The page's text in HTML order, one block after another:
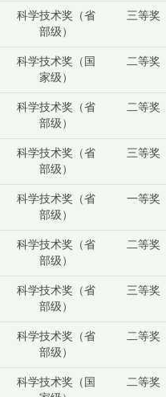
科学技术奖（省
部级）
三等奖
科学技术奖（国
家级）
二等奖
科学技术奖（省
部级）
二等奖
科学技术奖（省
部级）
三等奖
科学技术奖（省
部级）
一等奖
科学技术奖（省
部级）
二等奖
科学技术奖（省
部级）
三等奖
科学技术奖（省
部级）
二等奖
科学技术奖（国
二等奖